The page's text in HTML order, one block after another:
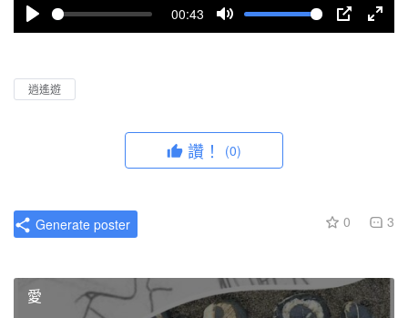
P
a
00:43
M
P
E
l
c
r
逍遙遊
讚！ (0)
0 3
Generate poster
愛